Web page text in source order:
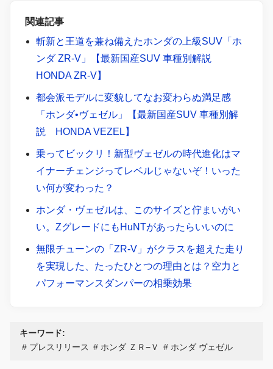
関連記事
斬新と王道を兼ね備えたホンダの上級SUV「ホ
ンダ ZR-V」【最新国産SUV 車種別解説
HONDA ZR-V】
都会派モデルに変貌してなお変わらぬ満足感
「ホンダ•ヴェゼル」【最新国産SUV 車種別解
説 HONDA VEZEL】
乗ってビックリ！新型ヴェゼルの時代進化はマ
イナーチェンジってレベルじゃないぞ！いった
い何が変わった？
ホンダ・ヴェゼルは、このサイズと佇まいがい
い。ZグレードにもHuNTがあったらいいのに
無限チューンの「ZR-V」がクラスを超えた走り
を実現した、たったひとつの理由とは？空力と
パフォーマンスダンパーの相乗効果
キーワード:
プレスリリース
ホンダ ＺＲ−Ｖ ホンダ ヴェゼル